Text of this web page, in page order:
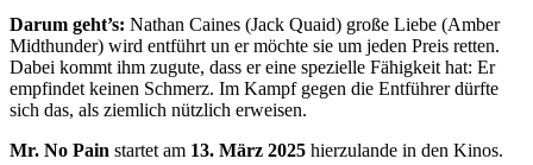
Darum geht’s: Nathan Caines (Jack Quaid) große Liebe (Amber
Midthunder) wird entführt un er möchte sie um jeden Preis retten.
Dabei kommt ihm zugute, dass er eine spezielle Fähigkeit hat: Er
empfindet keinen Schmerz. Im Kampf gegen die Entführer dürfte
sich das, als ziemlich nützlich erweisen.
Mr. No Pain startet am 13. März 2025 hierzulande in den Kinos.